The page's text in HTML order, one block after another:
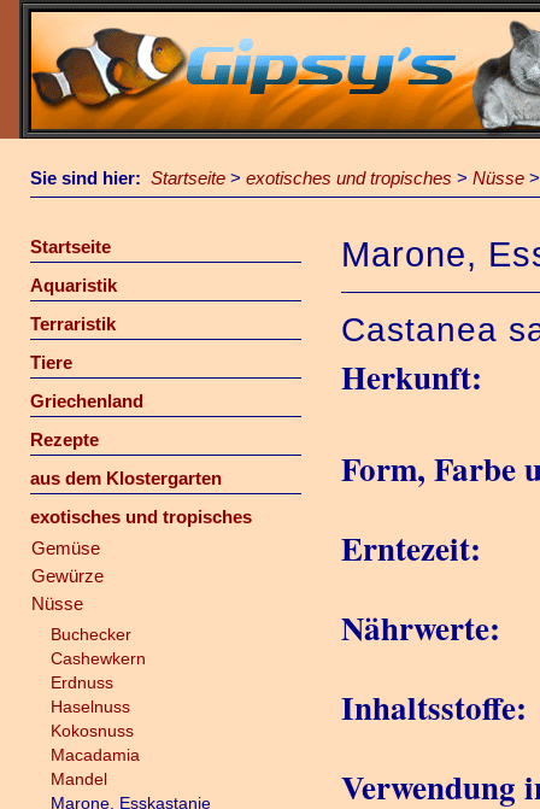
Sie sind hier: Startseite > exotisches und tropisches > Nüsse
Startseite
Aquaristik
Terraristik
Tiere
Griechenland
Rezepte
aus dem Klostergarten
exotisches und tropisches
Gemüse
Gewürze
Nüsse
Buchecker
Cashewkern
Erdnuss
Haselnuss
Kokosnuss
Macadamia
Mandel
Marone, Esskastanie
Marone,
Castanea
Herkunft:
Form, Farbe
Erntezeit:
Nährwerte:
Inhaltsstoffe:
Verwendung